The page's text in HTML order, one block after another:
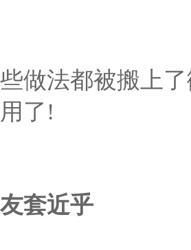
法都被搬上了
了!
套近乎